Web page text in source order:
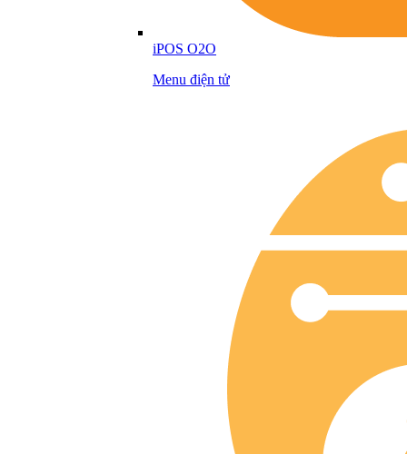
iPOS O2O
Menu điện tử